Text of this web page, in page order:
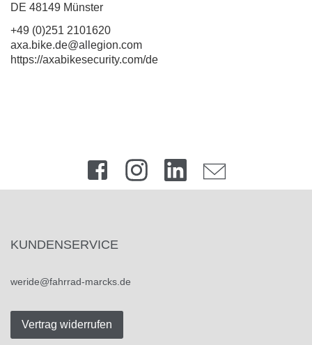
DE 48149 Münster
+49 (0)251 2101620
axa.bike.de@allegion.com
https://axabikesecurity.com/de
KUNDENSERVICE
weride@fahrrad-marcks.de
Vertrag widerrufen